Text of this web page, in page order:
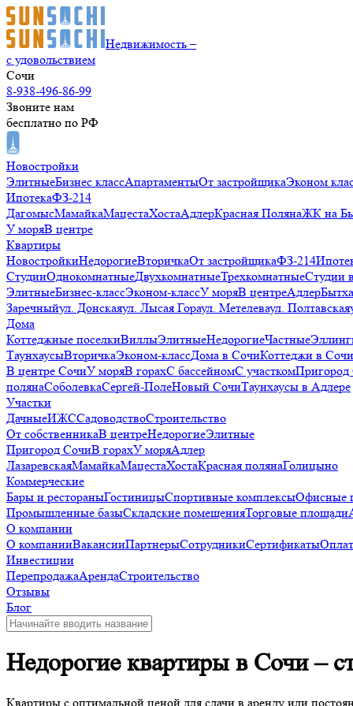
Недвижимость –
с удовольствием
Сочи
8-938-496-86-99
Звоните нам
бесплатно по РФ
Новостройки
ЭлитныеБизнес классАпартаментыОт застройщикаЭконом
ИпотекаФЗ-214
ДагомысМамайкаМацестаХостаАдлерКрасная ПолянаЖК на
У моряВ центре
Квартиры
НовостройкиНедорогиеВторичкаОт застройщикаФЗ-214
СтудииОднокомнатныеДвухкомнатныеТрехкомнатныеСтудии
ЭлитныеБизнес-классЭконом-классУ моряВ центреАдлерБытха
Заречныйул. Донскаяул. Лысая Гораул. Метелеваул. Полтавская
Дома
Коттеджные поселкиВиллыЭлитныеНедорогиеЧастные
ТаунхаусыВторичкаЭконом-классДома в СочиКоттеджи в Сочи
В центре СочиУ моряВ горахС бассейномС участкомПригород
полянаСоболевкаСергей-ПолеНовый СочиТаунхаусы в Адлере
Участки
ДачныеИЖССадоводствоСтроительство
От собственникаВ центреНедорогиеЭлитные
Пригород СочиВ горахУ моряАдлер
ЛазаревскаяМамайкаМацестаХостаКрасная полянаГолицыно
Коммерческие
Бары и рестораныГостиницыСпортивные комплексыОфисные
Промышленные базыСкладские помещенияТорговые площади
О компании
О компанииВакансииПартнерыСотрудникиСертификаты
Инвестиции
ПерепродажаАрендаСтроительство
Отзывы
Блог
Недорогие квартиры в Сочи –
Квартиры с оптимальной ценой для сдачи в аренду или